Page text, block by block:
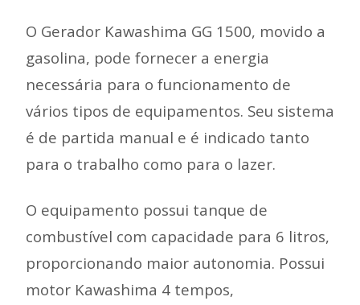
O Gerador Kawashima GG 1500, movido a
gasolina, pode fornecer a energia
necessária para o funcionamento de
vários tipos de equipamentos. Seu sistema
é de partida manual e é indicado tanto
para o trabalho como para o lazer.
O equipamento possui tanque de
combustível com capacidade para 6 litros,
proporcionando maior autonomia. Possui
motor Kawashima 4 tempos,